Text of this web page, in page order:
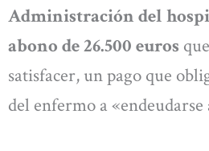
Administración del
abono de 26.500 euros
satisfacer, un pago que
del enfermo a «endeudarse